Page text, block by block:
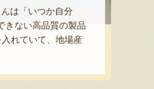
は「いつか自分
きない高品質の製品
れていて、地場産